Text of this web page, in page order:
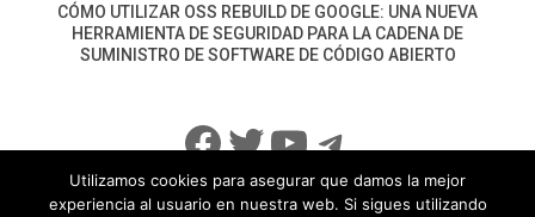
CÓMO UTILIZAR OSS REBUILD DE GOOGLE: UNA NUEVA
HERRAMIENTA DE SEGURIDAD PARA LA CADENA DE
SUMINISTRO DE SOFTWARE DE CÓDIGO ABIERTO
Facebook
Twitter
YouTube
Telegram
Utilizamos cookies para asegurar que damos la mejor
experiencia al usuario en nuestra web. Si sigues utilizando